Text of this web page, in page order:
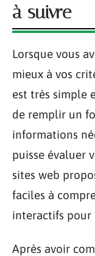
à suivre
Lorsque vous
mieux à vos
est très simple
de remplir un
informations
puisse évaluer
sites web
faciles à
interactifs pour
Après avoir